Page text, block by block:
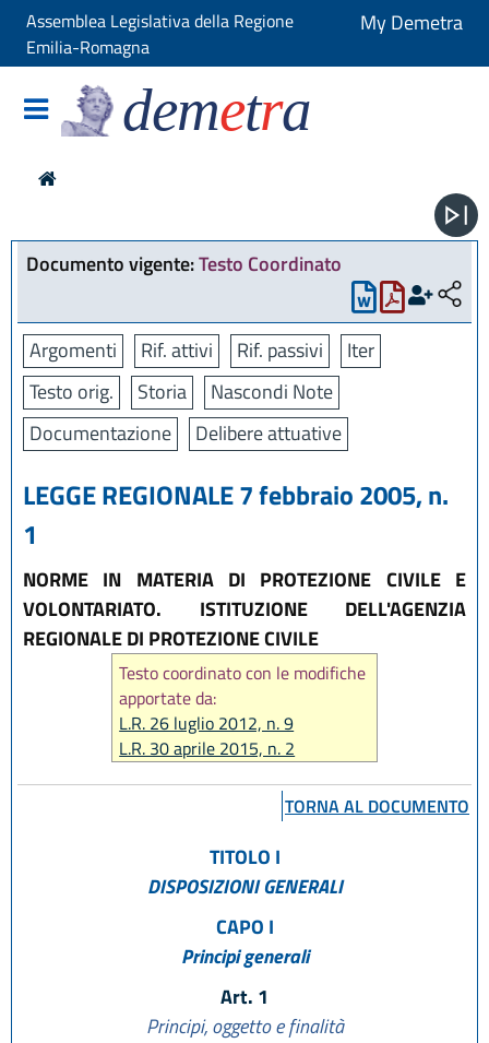
Assemblea Legislativa della Regione
Emilia-Romagna
My Demetra
demetra
Documento vigente:Testo Coordinato
Argomenti Rif. attivi Rif. passivi
Iter
Testo orig.
Storia
Nascondi Note
Documentazione
Delibere attuative
LEGGE REGIONALE 7 febbraio 2005, n.
1
NORME IN MATERIA DI PROTEZIONE CIVILE E
VOLONTARIATO. ISTITUZIONE DELL'AGENZIA
REGIONALE DI PROTEZIONE CIVILE
Testo coordinato con le modifiche
apportate da:
L.R. 26 luglio 2012, n. 9
L.R. 30 aprile 2015, n. 2
L.R. 18 luglio 2017, n. 16
L.R. 20 dicembre 2018, n. 21
TORNA AL DOCUMENTO
TITOLO I
DISPOSIZIONI GENERALI
CAPO I
Principi generali
Art. 1
Principi, oggetto e finalità